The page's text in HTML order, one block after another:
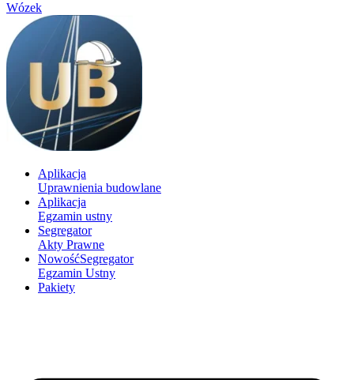
Wózek
Aplikacja
Uprawnienia budowlane
Aplikacja
Egzamin ustny
Segregator
Akty Prawne
NowośćSegregator
Egzamin Ustny
Pakiety